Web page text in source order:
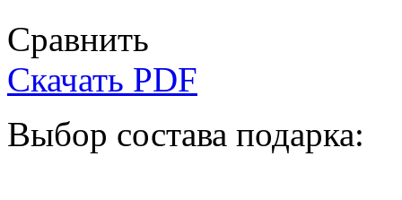
Сравнить
Скачать PDF
Выбор состава подарка: